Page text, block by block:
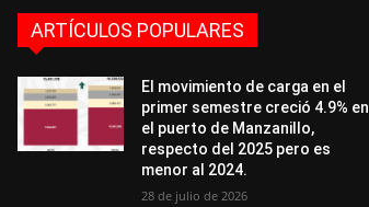
ARTÍCULOS POPULARES
El movimiento de carga en el
primer semestre creció 4.9% en
el puerto de Manzanillo,
respecto del 2025 pero es
menor al 2024.
28 de julio de 2026